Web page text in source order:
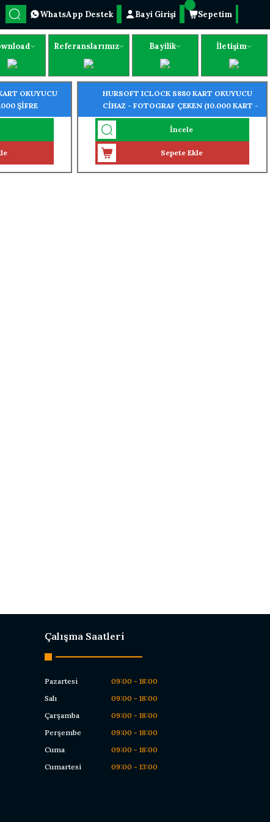
WhatsApp Destek Bayi Girişi Sepetim
Referanslarımız Bayilik İletişim
OKUYUCU
ŞİFRE
HURSOFT ICLOCK S880 KART OKUYUCU
CİHAZ - FOTOGRAF ÇEKEN (10.000 KART -
10.000 ŞİFRE OKUMA ÖZELLİĞİ)
İncele
Sepete Ekle
Çalışma Saatleri
Pazartesi
09:00 - 18:00
Salı
09:00 - 18:00
Çarşamba
09:00 - 18:00
Perşembe
09:00 - 18:00
Cuma
09:00 - 18:00
Cumartesi
09:00 - 13:00